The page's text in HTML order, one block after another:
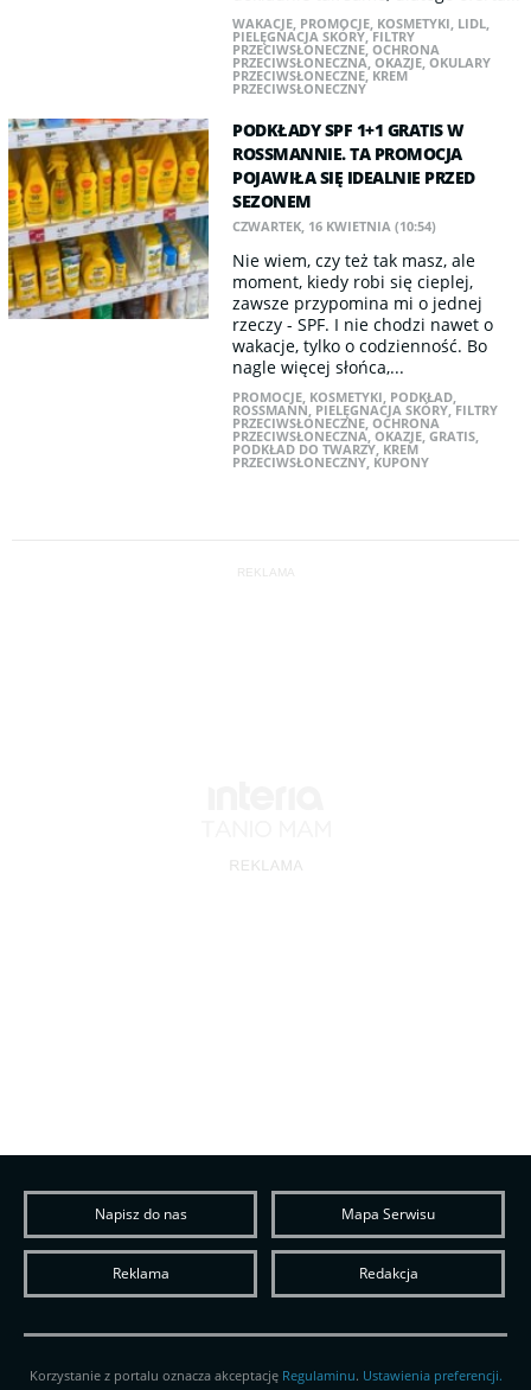
WAKACJE, PROMOCJE, KOSMETYKI, LIDL,
PIELĘGNACJA SKÓRY,FILTRY
PRZECIWSŁONECZNE,OCHRONA
PRZECIWSŁONECZNA,OKAZJE,OKULARY
PRZECIWSŁONECZNE, KREM
PRZECIWSŁONECZNY
PODKŁADY SPF 1+1 GRATIS W
ROSSMANNIE. TA PROMOCJA
POJAWIŁA SIĘ IDEALNIE PRZED
SEZONEM
CZWARTEK, 16 KWIETNIA (10:54)
Nie wiem, czy też tak masz, ale
moment, kiedy robi się cieplej,
zawsze przypomina mi o jednej
rzeczy - SPF. I nie chodzi nawet o
wakacje, tylko o codzienność. Bo
nagle więcej słońca,...
PROMOCJE, KOSMETYKI, PODKŁAD,
ROSSMANN, PIELĘGNACJA SKÓRY,FILTRY
PRZECIWSŁONECZNE,OCHRONA
PRZECIWSŁONECZNA,OKAZJE,GRATIS,
PODKŁAD DO TWARZY, KREM
PRZECIWSŁONECZNY, KUPONY
REKLAMA
Napisz do nas Mapa Serwisu
Reklama Redakcja
Korzystanie z portalu oznacza akceptację Regulaminu. Ustawienia preferencji.